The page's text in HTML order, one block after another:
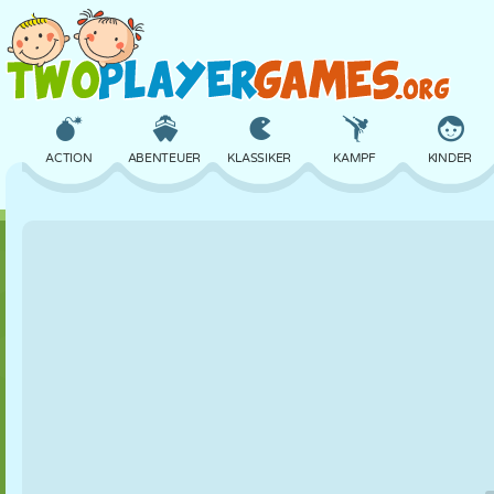
ACTION ABENTEUER KLASSIKER KAMPF KINDER